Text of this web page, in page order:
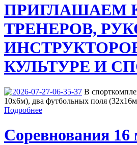
ПРИГЛАШАЕМ
ТРЕНЕРОВ,
КУЛЬТУРЕ И
В
10х6м), два футбольных поля
Подробнее
Соревнования 16